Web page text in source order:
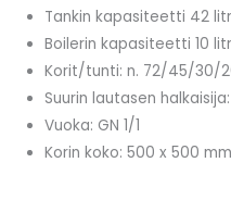
Tankin kapasiteetti 42
Boilerin kapasiteetti 10
Korit/tunti: n. 72/45/30/
Suurin lautasen
Vuoka: GN 1/1
Korin koko: 500 x 500 mm